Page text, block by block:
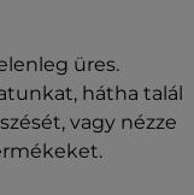
üres.
hátha talál
vagy nézze